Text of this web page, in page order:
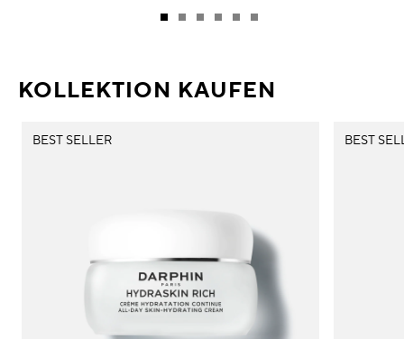
KOLLEKTION KAUFEN
BEST SELLER BEST